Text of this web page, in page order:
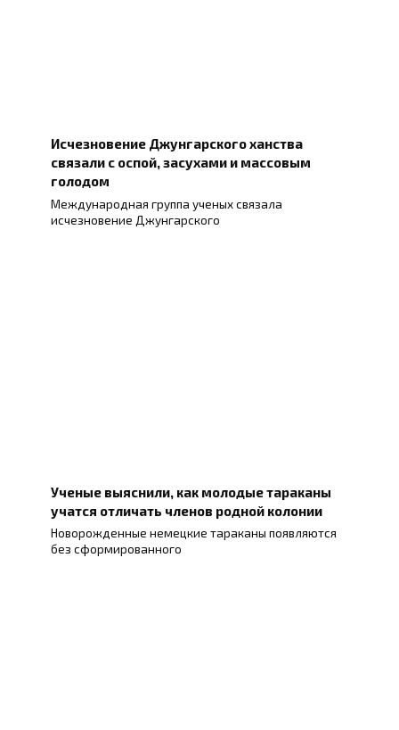
Исчезновение Джунгарского ханства
связали с оспой, засухами и массовым
голодом
Международная группа ученых связала
исчезновение Джунгарского
Ученые выяснили, как молодые тараканы
учатся отличать членов родной колонии
Новорожденные немецкие тараканы появляются
без сформированного